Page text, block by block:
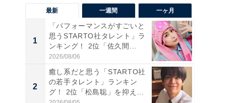
最新 一週間 一ヶ月
1
「パフォーマンスがすごいと
思うSTARTO社タレント」ラ
ンキング！ 2位「佐久間...
2026/08/06
2
癒し系だと思う「STARTO社
の若手タレント」ランキン
グ！ 2位「松島聡」を抑え...